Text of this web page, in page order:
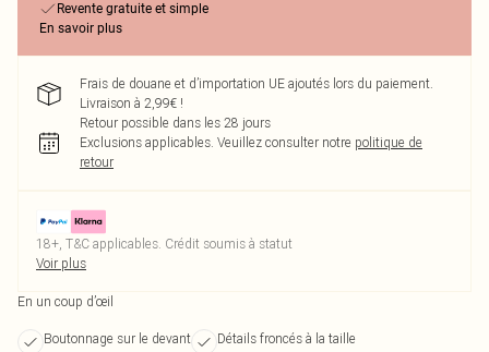
Revente gratuite et simple
En savoir plus
Frais de douane et d’importation UE ajoutés lors du paiement.
Livraison à 2,99€ !
Retour possible dans les 28 jours
Exclusions applicables. Veuillez consulter notre politique de
retour
18+, T&C applicables. Crédit soumis à statut
Voir plus
En un coup d’œil
Boutonnage sur le devant
Détails froncés à la taille